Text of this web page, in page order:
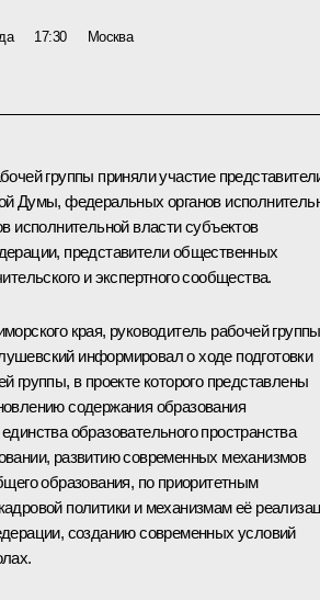
17:30 Москва
группы приняли участие
Думы, федеральных органов
исполнительной власти субъектов
представители общественных
и экспертного сообщества.
края, руководитель рабочей группы
информировал о ходе подготовки
группы, в проекте которого представлены
содержания образования
образовательного пространства
развитию современных механизмов
образования, по приоритетным
политики и механизмам её
созданию современных условий